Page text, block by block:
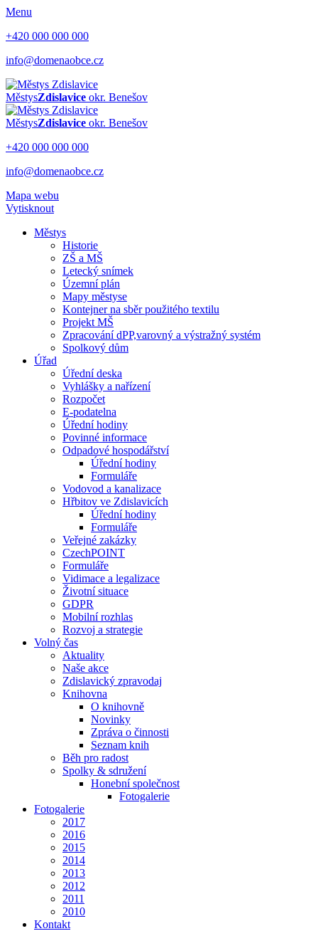
Menu
+420 000 000 000
info@domenaobce.cz
MěstysZdislavice okr. Benešov
MěstysZdislavice okr. Benešov
+420 000 000 000
info@domenaobce.cz
Mapa webu
Vytisknout
Městys
Historie
ZŠ a MŠ
Letecký snímek
Územní plán
Mapy městyse
Kontejner na sběr použitého textilu
Projekt MŠ
Zpracování dPP,varovný a výstražný systém
Spolkový dům
Úřad
Úřední deska
Vyhlášky a nařízení
Rozpočet
E-podatelna
Úřední hodiny
Povinné informace
Odpadové hospodářství
Úřední hodiny
Formuláře
Vodovod a kanalizace
Hřbitov ve Zdislavicích
Úřední hodiny
Formuláře
Veřejné zakázky
CzechPOINT
Formuláře
Vidimace a legalizace
Životní situace
GDPR
Mobilní rozhlas
Rozvoj a strategie
Volný čas
Aktuality
Naše akce
Zdislavický zpravodaj
Knihovna
O knihovně
Novinky
Zpráva o činnosti
Seznam knih
Běh pro radost
Spolky & sdružení
Honební společnost
Fotogalerie
Fotogalerie
2017
2016
2015
2014
2013
2012
2011
2010
Kontakt